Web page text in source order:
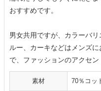
おすすめです。
男女共用ですが、カラーバ
ルー、カーキなどはメンズ
で、ファッションのアクセン
素材 70％コッ